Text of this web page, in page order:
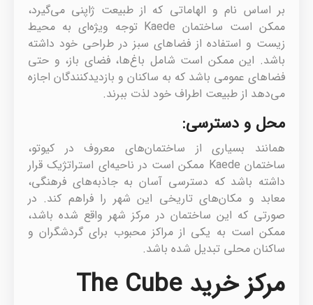
بر اساس نام و الهاماتی که از طبیعت ژاپنی می‌گیرد،
ممکن است ساختمان Kaede توجه ویژه‌ای به محیط
زیست و استفاده از فضاهای سبز در طراحی خود داشته
باشد. این ممکن است شامل باغ‌ها، فضای باز، و حتی
فضاهای عمومی باشد که به ساکنان و بازدیدکنندگان اجازه
می‌دهد از طبیعت اطراف خود لذت ببرند.
محل و دسترسی:
همانند بسیاری از ساختمان‌های معروف در کیوتو،
ساختمان Kaede ممکن است در ناحیه‌ای استراتژیک قرار
داشته باشد که دسترسی آسان به جاذبه‌های فرهنگی،
معابد و مکان‌های تاریخی این شهر را فراهم کند. در
صورتی که این ساختمان در مرکز شهر واقع شده باشد،
ممکن است به یکی از مراکز محبوب برای گردشگران و
ساکنان محلی تبدیل شده باشد.
مرکز خرید The Cube